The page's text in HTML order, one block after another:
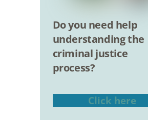
Do you need help
understanding the
criminal justice
process?
Click here